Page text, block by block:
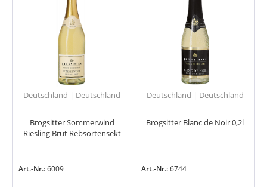
Deutschland | Deutschland
Brogsitter Sommerwind
Riesling Brut Rebsortensekt
Art.-Nr.:6009
Deutschland | Deutschland
Brogsitter Blanc de Noir 0,2l
Art.-Nr.:6744